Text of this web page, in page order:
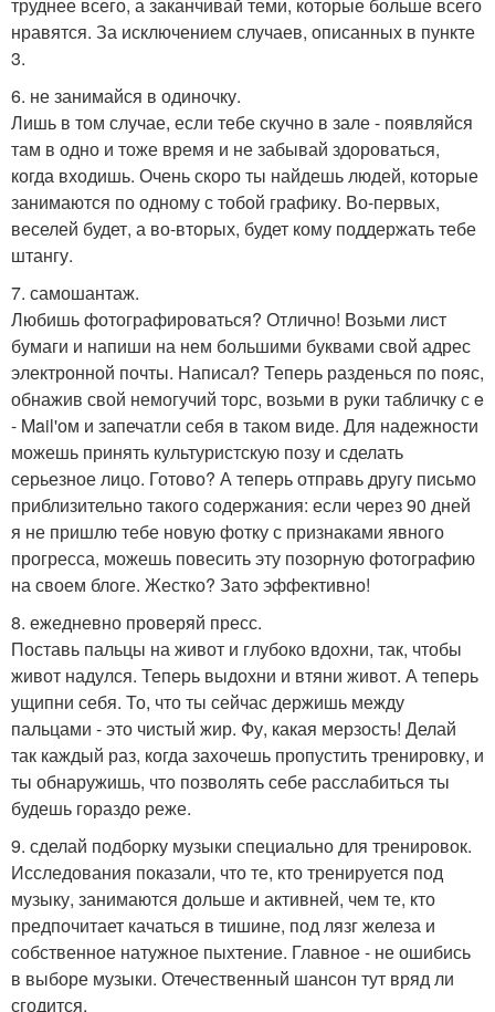
нравятся. За исключением случаев, описанных в пункте
3.
6. не занимайся в одиночку.
Лишь в том случае, если тебе скучно в зале - появляйся
там в одно и тоже время и не забывай здороваться,
когда входишь. Очень скоро ты найдешь людей, которые
занимаются по одному с тобой графику. Во-первых,
веселей будет, а во-вторых, будет кому поддержать тебе
штангу.
7. самошантаж.
Любишь фотографироваться? Отлично! Возьми лист
бумаги и напиши на нем большими буквами свой адрес
электронной почты. Написал? Теперь разденься по пояс,
обнажив свой немогучий торс, возьми в руки табличку с e
- Mail'ом и запечатли себя в таком виде. Для надежности
можешь принять культуристскую позу и сделать
серьезное лицо. Готово? А теперь отправь другу письмо
приблизительно такого содержания: если через 90 дней
я не пришлю тебе новую фотку с признаками явного
прогресса, можешь повесить эту позорную фотографию
на своем блоге. Жестко? Зато эффективно!
8. ежедневно проверяй пресс.
Поставь пальцы на живот и глубоко вдохни, так, чтобы
живот надулся. Теперь выдохни и втяни живот. А теперь
ущипни себя. То, что ты сейчас держишь между
пальцами - это чистый жир. Фу, какая мерзость! Делай
так каждый раз, когда захочешь пропустить тренировку, и
ты обнаружишь, что позволять себе расслабиться ты
будешь гораздо реже.
9. сделай подборку музыки специально для тренировок.
Исследования показали, что те, кто тренируется под
музыку, занимаются дольше и активней, чем те, кто
предпочитает качаться в тишине, под лязг железа и
собственное натужное пыхтение. Главное - не ошибись
в выборе музыки. Отечественный шансон тут вряд ли
сгодится.